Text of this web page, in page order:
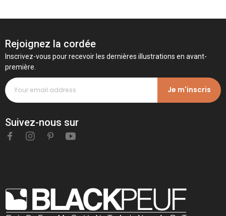
Rejoignez la cordée
Inscrivez-vous pour recevoir les dernières illustrations en avant-
première.
Je m'inscris
Suivez-nous sur